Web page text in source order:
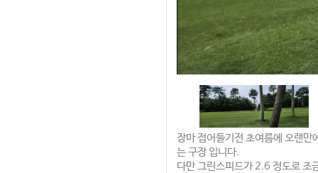
장마 접어들기전 초여름에 오랜만
는 구장 입니다.
다만 그린스피드가 2.6 정도로 조